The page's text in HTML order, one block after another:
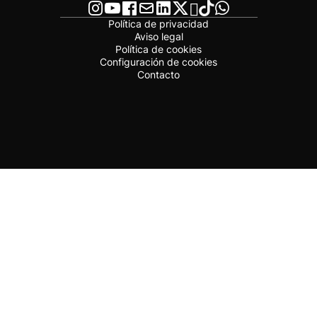
Política de privacidad
Aviso legal
Política de cookies
Configuración de cookies
Contacto